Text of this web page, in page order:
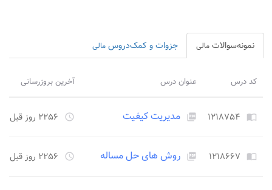
نمونه‌سوالات مالی جزوات و کمک‌دروس مالی
کد درس عنوان درس آخرین بروزرسانی
import_contacts ۱۲۱۸۷۵۴ picture_as_pdf مدیریت کیفیت access_time ۲۲۵۶ روز قبل
import_contacts ۱۲۱۸۶۶۷ picture_as_pdf روش های حل مساله access_time ۲۲۵۶ روز قبل